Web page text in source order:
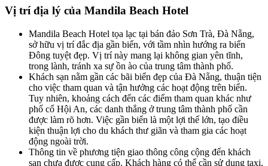
Vị trí địa lý của Mandila Beach Hotel
Mandila Beach Hotel tọa lạc tại bán đảo Sơn Trà, Đà Nẵng,
sở hữu vị trí đắc địa gần biển, với tầm nhìn hướng ra biển
Đông tuyệt đẹp. Vị trí này mang lại không gian yên tĩnh,
trong lành, tránh xa sự ồn ào của trung tâm thành phố.
Khách sạn nằm gần các bãi biển đẹp của Đà Nẵng, thuận tiện
cho việc tham quan và tận hưởng các hoạt động trên biển.
Tuy nhiên, khoảng cách đến các điểm tham quan khác như
phố cổ Hội An, các danh thắng ở trung tâm thành phố cần
được làm rõ hơn. Việc gần biển là một lợi thế lớn, tạo điều
kiện thuận lợi cho du khách thư giãn và tham gia các hoạt
động ngoài trời.
Thông tin về phương tiện giao thông công cộng đến khách
sạn chưa được cung cấp. Khách hàng có thể cần sử dụng taxi,